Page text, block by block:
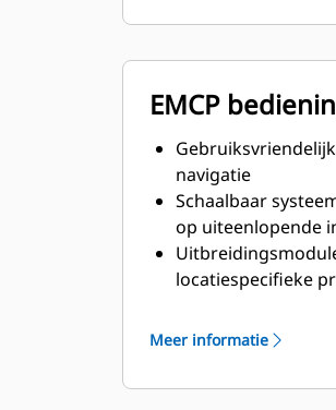
EMCP
navigatie
Schaalbaar
op uiteenlopende
locatiespecifieke
Meer informatie